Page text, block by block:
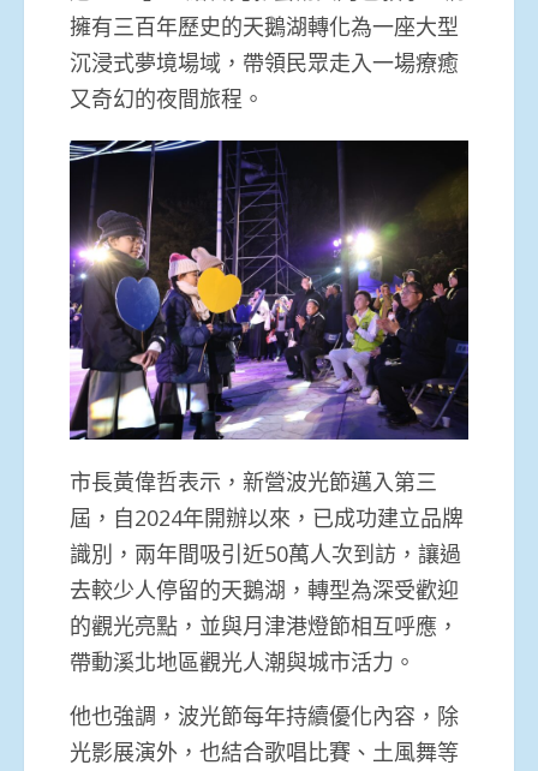
擁有三百年歷史的天鵝湖轉化為一座大型
沉浸式夢境場域，帶領民眾走入一場療癒
又奇幻的夜間旅程。
市長黃偉哲表示，新營波光節邁入第三
屆，自2024年開辦以來，已成功建立品牌
識別，兩年間吸引近50萬人次到訪，讓過
去較少人停留的天鵝湖，轉型為深受歡迎
的觀光亮點，並與月津港燈節相互呼應，
帶動溪北地區觀光人潮與城市活力。
他也強調，波光節每年持續優化內容，除
光影展演外，也結合歌唱比賽、土風舞等